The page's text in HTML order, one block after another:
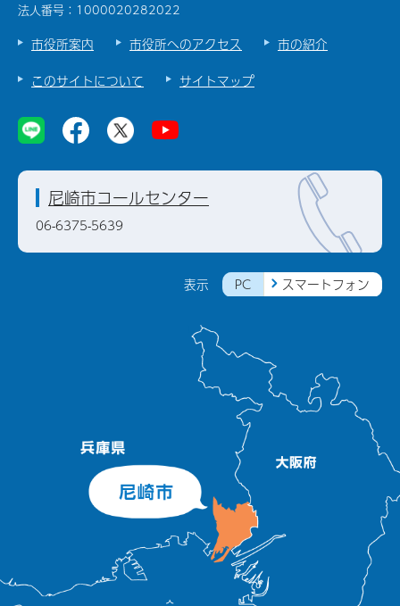
法人番号：1000020282022
市役所案内 市役所へのアクセス
市の紹介
このサイトについて
サイトマップ
表示 PC スマートフォン
尼崎市コールセンター
06-6375-5639